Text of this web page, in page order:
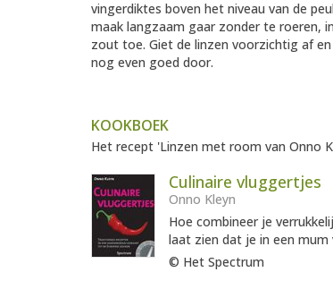
vingerdiktes boven het niveau van de
maak langzaam gaar zonder te roeren,
zout toe. Giet de linzen voorzichtig af
nog even goed door.
KOOKBOEK
Het recept 'Linzen met room van Onno
Culinaire vluggertjes
Onno Kleyn
Hoe combineer je
laat zien dat je in een
© Het Spectrum